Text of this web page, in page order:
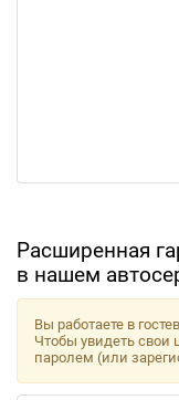
Расширенная
в нашем
Вы работаете в
Чтобы увидеть
паролем (или